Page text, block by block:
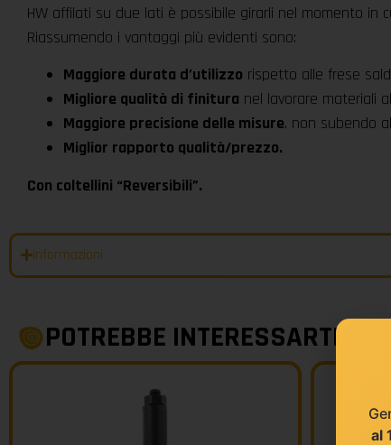
HW affilati su due lati è possibile girarli nel momento
Riassumendo i vantaggi più evidenti sono:
Maggiore durata d’utilizzo rispetto alle frese
Migliore qualità di finitura nel lavorare materiali
Maggiore precisione delle misure. non subendo
Miglior rapporto qualità/prezzo.
Con coltellini “Reversibili”.
Informazioni
POTREBBE INTERESSARTI
al